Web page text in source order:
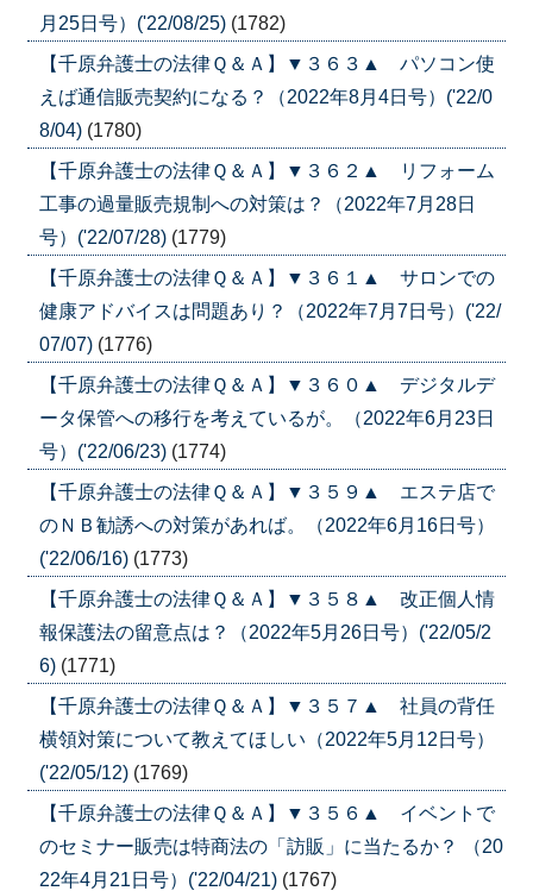
月25日号）('22/08/25) (1782)
【千原弁護士の法律Ｑ＆Ａ】▼３６３▲ パソコン使
えば通信販売契約になる？（2022年8月4日号）('22/0
8/04) (1780)
【千原弁護士の法律Ｑ＆Ａ】▼３６２▲ リフォーム
工事の過量販売規制への対策は？（2022年7月28日
号）('22/07/28) (1779)
【千原弁護士の法律Ｑ＆Ａ】▼３６１▲ サロンでの
健康アドバイスは問題あり？（2022年7月7日号）('22/
07/07) (1776)
【千原弁護士の法律Ｑ＆Ａ】▼３６０▲ デジタルデ
ータ保管への移行を考えているが。（2022年6月23日
号）('22/06/23) (1774)
【千原弁護士の法律Ｑ＆Ａ】▼３５９▲ エステ店で
のＮＢ勧誘への対策があれば。（2022年6月16日号）
('22/06/16) (1773)
【千原弁護士の法律Ｑ＆Ａ】▼３５８▲ 改正個人情
報保護法の留意点は？（2022年5月26日号）('22/05/2
6) (1771)
【千原弁護士の法律Ｑ＆Ａ】▼３５７▲ 社員の背任
横領対策について教えてほしい（2022年5月12日号）
('22/05/12) (1769)
【千原弁護士の法律Ｑ＆Ａ】▼３５６▲ イベントで
のセミナー販売は特商法の「訪販」に当たるか？ （20
22年4月21日号）('22/04/21) (1767)